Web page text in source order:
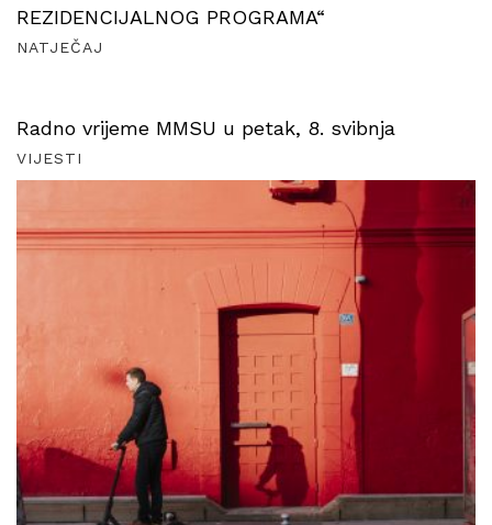
REZIDENCIJALNOG PROGRAMA“
NATJEČAJ
Radno vrijeme MMSU u petak, 8. svibnja
VIJESTI